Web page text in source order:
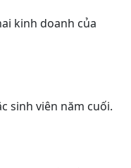
kinh doanh của
sinh viên năm cuối.